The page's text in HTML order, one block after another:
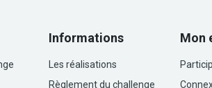
Informations
Les réalisations
Règlement du challenge
Mon